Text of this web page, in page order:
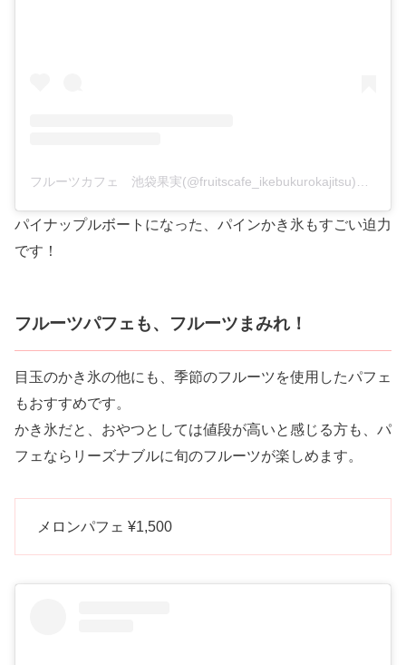
パイナップルボートになった、パインかき氷もすごい迫力
です！
フルーツパフェも、フルーツまみれ！
目玉のかき氷の他にも、季節のフルーツを使用したパフェ
もおすすめです。
かき氷だと、おやつとしては値段が高いと感じる方も、パ
フェならリーズナブルに旬のフルーツが楽しめます。
メロンパフェ ¥1,500